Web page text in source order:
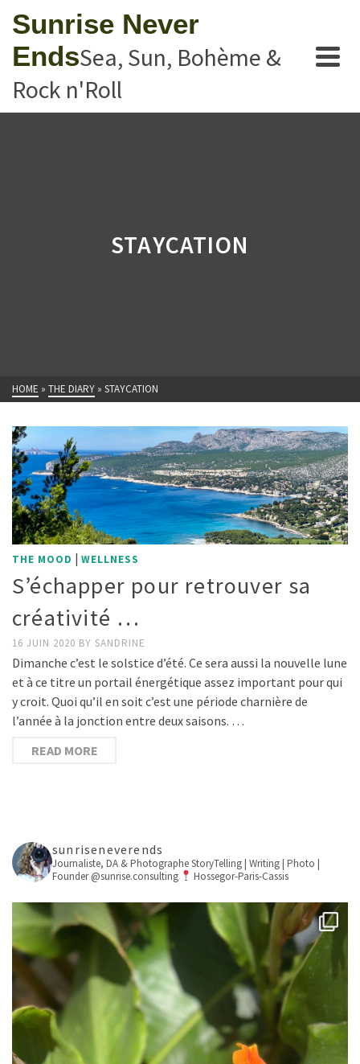
Sunrise Never
EndsSea, Sun, Bohème &
Rock n'Roll
STAYCATION
HOME » THE DIARY » STAYCATION
THE MOOD | WELLNESS
S’échapper pour retrouver sa
créativité …
16 JUIN 2020 BY SANDRINE
Dimanche c’est le solstice d’été. Ce sera aussi la nouvelle lune
et à ce titre un portail énergétique assez important pour qui
y croit. Quoi qu’il en soit c’est une période charnière de
l’année à la jonction entre deux saisons. …
READ MORE
sunriseneverends
Journaliste, DA & PhotographeStoryTelling | Writing | Photo |
Founder @sunrise.consulting
Hossegor-Paris-Cassis